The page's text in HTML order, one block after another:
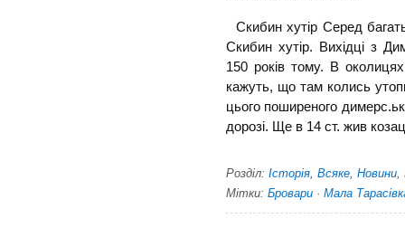
Скибин хутір Серед
Скибин хутір. Вихідці з
150 років тому. В
кажуть, що там колись
цього поширеного
дорозі. Ще в 14 ст. жив
Розділ: Історія Всяке Новини
Мітки: Бровари · Мала